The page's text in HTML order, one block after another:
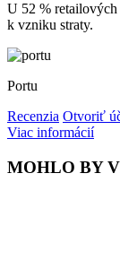
U 52 %
k vzniku straty.
Portu
Recenzia Otvoriť
Viac informácií
MOHLO BY